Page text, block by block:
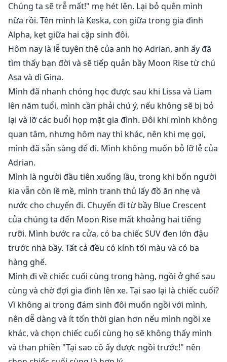
Chúng ta sẽ trễ mất!" mẹ hét lên. Lại bỏ quên mình
nữa rồi. Tên mình là Keska, con giữa trong gia đình
Alpha, kẹt giữa hai cặp sinh đôi.
Hôm nay là lễ tuyên thệ của anh họ Adrian, anh ấy đã
tìm thấy bạn đời và sẽ tiếp quản bầy Moon Rise từ chú
Asa và dì Gina.
Mình đã nhanh chóng học được sau khi Lissa và Liam
lên năm tuổi, mình cần phải chú ý, nếu không sẽ bị bỏ
lại và lỡ các buổi họp mặt gia đình. Đôi khi mình không
quan tâm, nhưng hôm nay thì khác, nên khi mẹ gọi,
mình đã sẵn sàng để đi. Mình không muốn bỏ lỡ lễ của
Adrian.
Mình là người đầu tiên xuống lầu, trong khi bốn người
kia vẫn còn lề mề, mình tranh thủ lấy đồ ăn nhẹ và
nước cho chuyến đi. Chuyến đi từ bầy Blue Crescent
của chúng ta đến Moon Rise mất khoảng hai tiếng
rưỡi. Mình bước ra cửa, có ba chiếc SUV đen lớn đậu
trước nhà bầy. Tất cả đều có kính tối màu và có ba
hàng ghế.
Mình đi về chiếc cuối cùng trong hàng, ngồi ở ghế sau
cùng và chờ đợi gia đình lên xe. Tại sao lại là chiếc cuối?
Vì không ai trong đám sinh đôi muốn ngồi với mình,
nên dễ dàng và ít tốn thời gian hơn nếu mình ngồi xe
khác, và chọn chiếc cuối cùng họ sẽ không thấy mình
và than phiền "Tại sao cô ấy được ngồi trước!" nên